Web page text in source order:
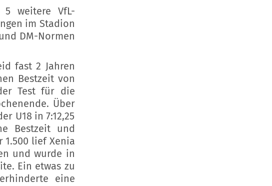
weitere VfL-
im Stadion
DM-Normen
fast 2 Jahren
Bestzeit von
Test für die
Über
U18 in 7:12,25
Bestzeit und
1.500 lief Xenia
und wurde in
Ein etwas zu
eine